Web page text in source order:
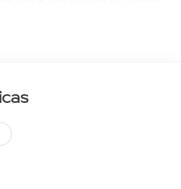
2023 - Precio: $223
exclusivos de
incluidos - Todos los
¡Agenda hoy tu